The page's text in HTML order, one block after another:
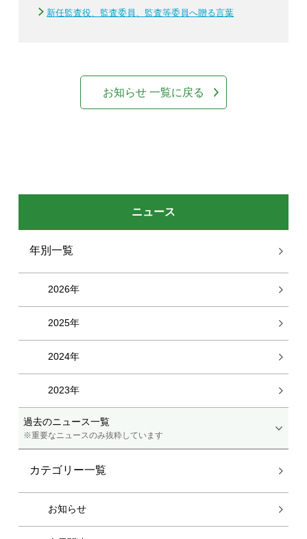
ニュース
年別一覧
過去のニュース一覧
※重要なニュースのみ抜粋しています
2026年
2025年
2024年
2023年
カテゴリー一覧
お知らせ
新任監査役、監査委員、監査等委員へ贈る言葉
お知らせ 一覧に戻る